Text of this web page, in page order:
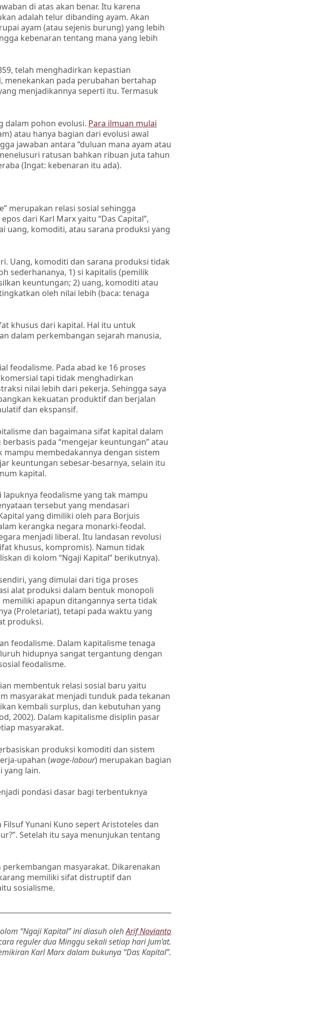
di atas akan benar. Itu karena
adalah telur dibanding ayam. Akan
ayam (atau sejenis burung) yang lebih
kebenaran tentang mana yang lebih
telah menghadirkan kepastian
menekankan pada perubahan bertahap
menjadikannya seperti itu. Termasuk
dalam pohon evolusi. Para ilmuan mulai
atau hanya bagian dari evolusi awal
jawaban antara “duluan mana ayam atau
ratusan bahkan ribuan juta tahun
(Ingat: kebenaran itu ada).
merupakan relasi sosial sehingga
dari Karl Marx yaitu “Das Capital”,
uang, komoditi, atau sarana produksi yang
Uang, komoditi dan sarana produksi tidak
sederhananya, 1) si kapitalis (pemilik
keuntungan; 2) uang, komoditi atau
oleh nilai lebih (baca: tenaga
khusus dari kapital. Hal itu untuk
dalam perkembangan sejarah manusia,
feodalisme. Pada abad ke 16 proses
tapi tidak menghadirkan
nilai lebih dari pekerja. Sehingga saya
kekuatan produktif dan berjalan
dan ekspansif.
dan bagaimana sifat kapital dalam
pada “mengejar keuntungan” atau
membedakannya dengan sistem
keuntungan sebesar-besarnya, selain itu
kapital.
feodalisme yang tak mampu
tersebut yang mendasari
yang dimiliki oleh para Borjuis
kerangka negara monarki-feodal.
menjadi liberal. Itu landasan revolusi
khusus, kompromis). Namun tidak
di kolom “Ngaji Kapital” berikutnya).
yang dimulai dari tiga proses
alat produksi dalam bentuk monopoli
apapun ditangannya serta tidak
(Proletariat), tetapi pada waktu yang
produksi.
feodalisme. Dalam kapitalisme tenaga
hidupnya sangat tergantung dengan
feodalisme.
membentuk relasi sosial baru yaitu
masyarakat menjadi tunduk pada tekanan
kembali surplus, dan kebutuhan yang
2002). Dalam kapitalisme disiplin pasar
masyarakat.
produksi komoditi dan sistem
upahan (wage-labour) merupakan bagian
yang lain.
pondasi dasar bagi terbentuknya
Yunani Kuno sepert Aristoteles dan
Setelah itu saya menunjukan tentang
masyarakat. Dikarenakan
memiliki sifat distruptif dan
sosialisme.
“Ngaji Kapital” ini diasuh olehArif Novianto
reguler dua Minggu sekali setiap hari Jum’at.
Karl Marx dalam bukunya “Das Kapital”.